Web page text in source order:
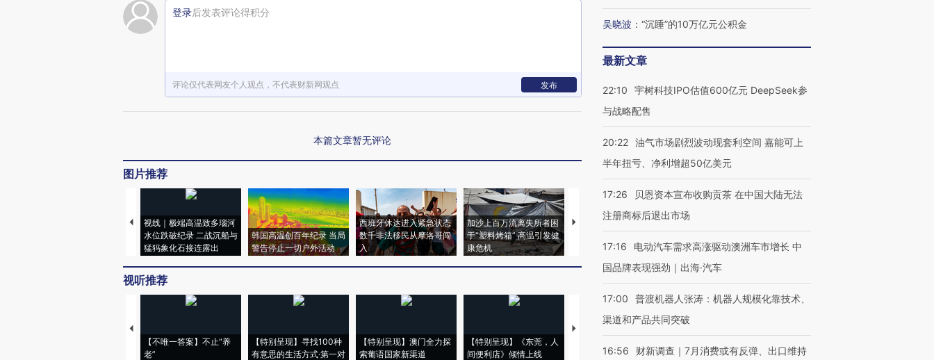
登录后发表评论得积分
评论仅代表网友个人观点，不代表财新网观点 发布
本篇文章暂无评论
图片推荐
视线｜极端高温致多瑙河
水位跌破纪录 二战沉船与
猛犸象化石接连露出
韩国高温创百年纪录 当局
警告停止一切户外活动
西班牙休达进入紧急状态
数千非法移民从摩洛哥闯
入
加沙上百万流离失所者困
于“塑料烤箱” 高温引发健
康危机
视线｜HYROX的吸金
心“花钱找虐”？
马航飞行员跨国走私7万
毒品
育部长拱下台
视听推荐
【不唯一答案】不止“养
老”
【特别呈现】寻找100种
有意思的生活方式·第一对
【特别呈现】澳门全力探
索葡语国家新渠道
【特别呈现】《东莞，人
间便利店》倾情上线
【推广】走进第四届链博
有意思的生活方式·第三对
住三大增长引擎是什么？
吴晓波 ： “沉睡”的10万亿元公积金
最新文章
22:10
宇树科技IPO估值600亿元 DeepSeek参
与战略配售
20:22 油气市场剧烈波动现套利空间 嘉能可上
半年扭亏、净利增超50亿美元
17:26
贝恩资本宣布收购贡茶 在中国大陆无法
注册商标后退出市场
17:16
电动汽车需求高涨驱动澳洲车市增长 中
国品牌表现强劲｜出海·汽车
17:00
普渡机器人张涛：机器人规模化靠技术、
渠道和产品共同突破
16:56
财新调查｜7月消费或有反弹、出口维持